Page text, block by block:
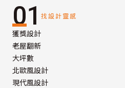
01 找設計靈感
獲獎設計
老屋翻新
大坪數
北歐風設計
現代風設計